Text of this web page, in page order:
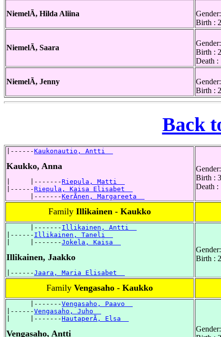
NiemelÃ, Hilda Aliina
Birth :
NiemelÃ, Saara
Birth :
Death
NiemelÃ, Jenny
Birth :
Back
|------Kaukonautio, Antti
Kaukko, Anna
|     |-------Riepula, Matti
|------Riepula, Kaisa Elisabet
      |-------
KerÃnen, Margareeta
Birth :
Death :
Family Illikainen - Kaukko
      |-------
Illikainen, Antti
|------ Illikainen, Taneli
|     |-------Jokela, Kaisa
Illikainen, Jaakko
|------Jaara, Maria Elisabet
Birth :
Family Vengasaho - Kaukko
      |-------
Vengasaho, Paavo
|------Vengasaho, Juho
|     |-------HautaperÃ, Elsa
Vengasaho, Antti